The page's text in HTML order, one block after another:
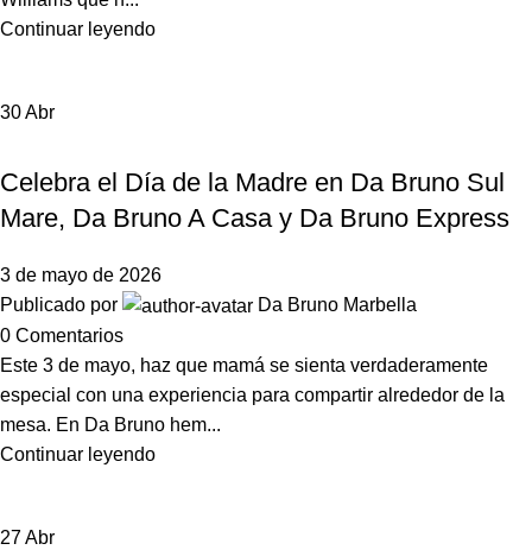
Continuar leyendo
30Abr
NOTICIAS DA BRUNO MARBELLA
Celebra el Día de la Madre en Da Bruno Sul
Mare, Da Bruno A Casa y Da Bruno Express
3 de mayo de 2026
Publicado por
Da Bruno Marbella
0 Comentarios
Este 3 de mayo, haz que mamá se sienta verdaderamente
especial con una experiencia para compartir alrededor de la
mesa. En Da Bruno hem...
Continuar leyendo
27Abr